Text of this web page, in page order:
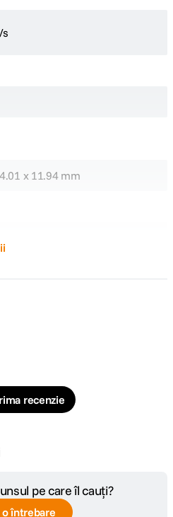
s
x 11.94 mm
recenzie
pe care îl cauți?
o întrebare